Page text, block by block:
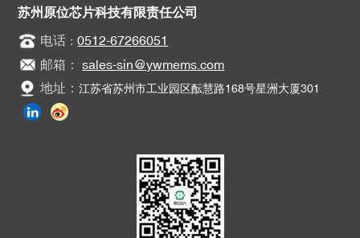
苏州原位芯片科技有限责任公司
电话 ：0512-67266051
邮箱：
sales-sin@ywmems.com
地址：江苏省苏州市工业园区酝慧路168号星洲大厦301